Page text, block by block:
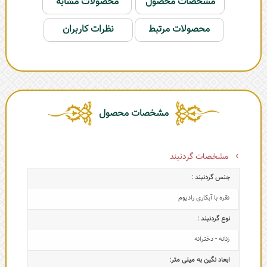
محصولات مرتبط
نظرات کاربران
مشخصات محصول
مشخصات گردنبند
جنس گردنبند :
نقره با آبکاری رادیوم
نوع گردنبند :
زنانه - دخترانه
ابعاد نگین به میلی متر: